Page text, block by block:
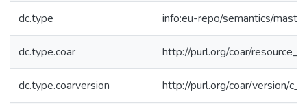
dc.type info:eu-repo/semantics/
dc.type.coar http://purl.org/coar/
dc.type.coarversion http://purl.org/coar/version/